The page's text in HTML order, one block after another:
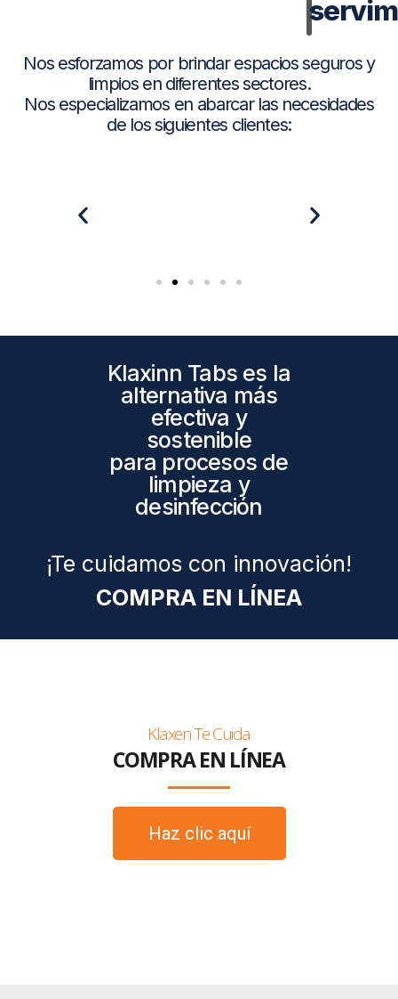
Nos esforzamos por brindar espacios seguros y
limpios en diferentes sectores.
Nos especializamos en abarcar las necesidades
de los siguientes clientes:
Klaxinn Tabs es la
alternativa más
efectiva y
sostenible
para procesos de
limpieza y
desinfección
¡Te cuidamos con innovación!
COMPRA EN LÍNEA
Klaxen Te Cuida
COMPRA EN LÍNEA
Haz clic aquí